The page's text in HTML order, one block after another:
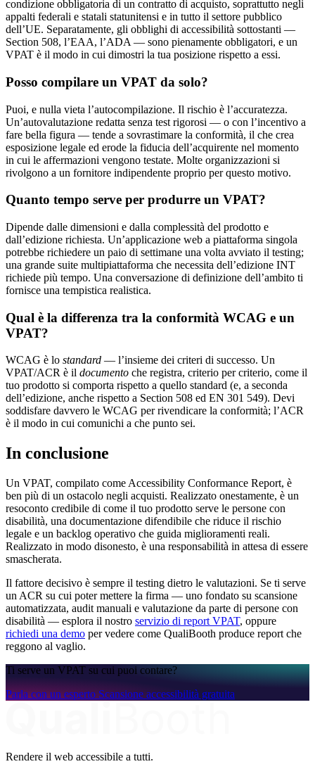
condizione obbligatoria di un contratto di acquisto, soprattutto negli
appalti federali e statali statunitensi e in tutto il settore pubblico
dell’UE. Separatamente, gli obblighi di accessibilità sottostanti —
Section 508, l’EAA, l’ADA — sono pienamente obbligatori, e un
VPAT è il modo in cui dimostri la tua posizione rispetto a essi.
Posso compilare un VPAT da solo?
Puoi, e nulla vieta l’autocompilazione. Il rischio è l’accuratezza.
Un’autovalutazione redatta senza test rigorosi — o con l’incentivo a
fare bella figura — tende a sovrastimare la conformità, il che crea
esposizione legale ed erode la fiducia dell’acquirente nel momento
in cui le affermazioni vengono testate. Molte organizzazioni si
rivolgono a un fornitore indipendente proprio per questo motivo.
Quanto tempo serve per produrre un VPAT?
Dipende dalle dimensioni e dalla complessità del prodotto e
dall’edizione richiesta. Un’applicazione web a piattaforma singola
potrebbe richiedere un paio di settimane una volta avviato il testing;
una grande suite multipiattaforma che necessita dell’edizione INT
richiede più tempo. Una conversazione di definizione dell’ambito ti
fornisce una tempistica realistica.
Qual è la differenza tra la conformità WCAG e un
VPAT?
WCAG è lo standard — l’insieme dei criteri di successo. Un
VPAT/ACR è il documento che registra, criterio per criterio, come il
tuo prodotto si comporta rispetto a quello standard (e, a seconda
dell’edizione, anche rispetto a Section 508 ed EN 301 549). Devi
soddisfare davvero le WCAG per rivendicare la conformità; l’ACR
è il modo in cui comunichi a che punto sei.
In conclusione
Un VPAT, compilato come Accessibility Conformance Report, è
ben più di un ostacolo negli acquisti. Realizzato onestamente, è un
resoconto credibile di come il tuo prodotto serve le persone con
disabilità, una documentazione difendibile che riduce il rischio
legale e un backlog operativo che guida miglioramenti reali.
Realizzato in modo disonesto, è una responsabilità in attesa di essere
smascherata.
Il fattore decisivo è sempre il testing dietro le valutazioni. Se ti serve
un ACR su cui poter mettere la firma — uno fondato su scansione
automatizzata, audit manuali e valutazione da parte di persone con
disabilità — esplora il nostro servizio di report VPAT, oppure
richiedi una demo per vedere come QualiBooth produce report che
reggono al vaglio.
Ti serve un VPAT su cui puoi contare?
Parla con un esperto Scansione accessibilità gratuita
Rendere il web accessibile a tutti.